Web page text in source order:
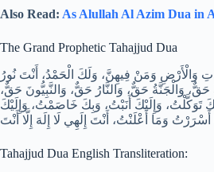
Also Read: As Alullah Al Azim Dua in
The Grand Prophetic Tahajjud Dua
وَالْأَرْضِ وَمَنْ فِيهِنَّ، وَلَكَ الْحَمْدُ، أَنْتَ نُورُ
وَالْجَنَّةُ حَقٌّ، وَالنَّارُ حَقٌّ، وَالنَّبِيُّونَ حَقٌّ،
وَإِلَيْكَ أَنَبْتُ، وَبِكَ خَاصَمْتُ، وَإِلَيْكَ
Tahajjud Dua English Transliteration: